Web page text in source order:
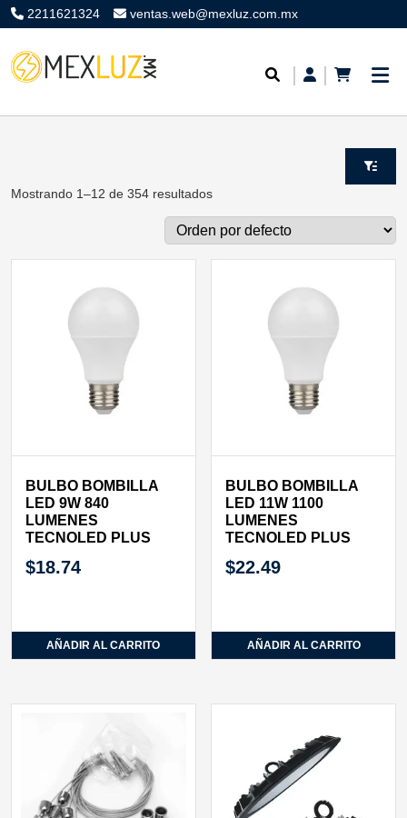
2211621324 ventas.web@mexluz.com.mx
Mostrando 1–12 de 354 resultados
BULBO BOMBILLA
LED 9W 840
LUMENES
TECNOLED PLUS
$18.74
AÑADIR AL CARRITO
BULBO BOMBILLA
LED 11W 1100
LUMENES
TECNOLED PLUS
$22.49
AÑADIR AL CARRITO